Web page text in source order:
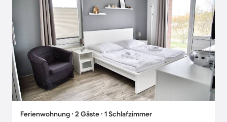
Ferienwohnung ∙ 2 Gäste ∙ 1 Schlafzimmer